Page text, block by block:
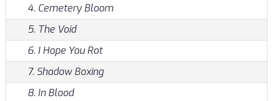
4. Cemetery Bloom
5. The Void
6. I Hope You Rot
7. Shadow Boxing
8. In Blood